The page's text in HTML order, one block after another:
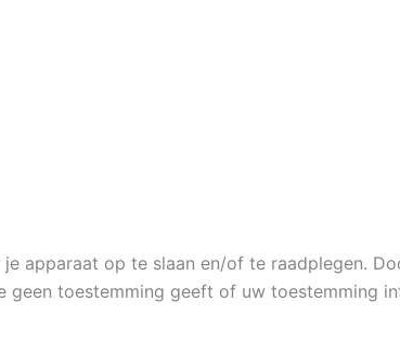
apparaat op te slaan en/of te raadplegen.
toestemming geeft of uw toestemming